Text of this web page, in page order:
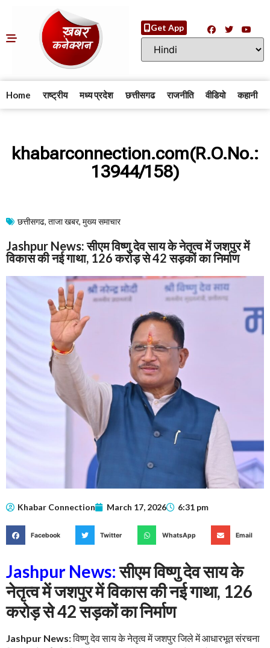
Get App
Home राष्ट्रीय मध्य प्रदेश छत्तीसगढ राजनीति वीडियो कहानी
khabarconnection.com(R.O.No.:
13944/158)
छत्तीसगढ, ताजा खबर, मुख्य समाचार​
Jashpur News: सीएम विष्णु देव साय के नेतृत्व में जशपुर में
विकास की नई गाथा, 126 करोड़ से 42 सड़कों का निर्माण
Khabar Connection March 17, 2026 6:31 pm
Facebook Twitter WhatsApp Email
Jashpur News:सीएम विष्णु देव साय के
नेतृत्व में जशपुर में विकास की नई गाथा, 126
करोड़ से 42 सड़कों का निर्माण
Jashpur News:विष्णु देव साय के नेतृत्व में जशपुर जिले में आधारभूत संरचना